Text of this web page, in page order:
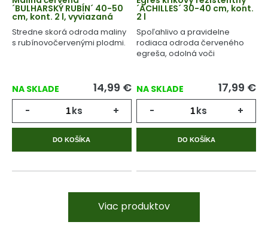
´BULHARSKÝ RUBÍN´ 40-50
cm, kont. 2 l, vyviazaná
Stredne skorá odroda maliny
s rubínovočervenými plodmi.
NA SKLADE 14,99 €
- ks +
DO KOŠÍKA
´ACHILLES´ 30-40 cm, kont.
2 l
Spoľahlivo a pravidelne
rodiaca odroda červeného
egreša, odolná voči
NA SKLADE 17,99 €
- ks +
DO KOŠÍKA
Viac produktov